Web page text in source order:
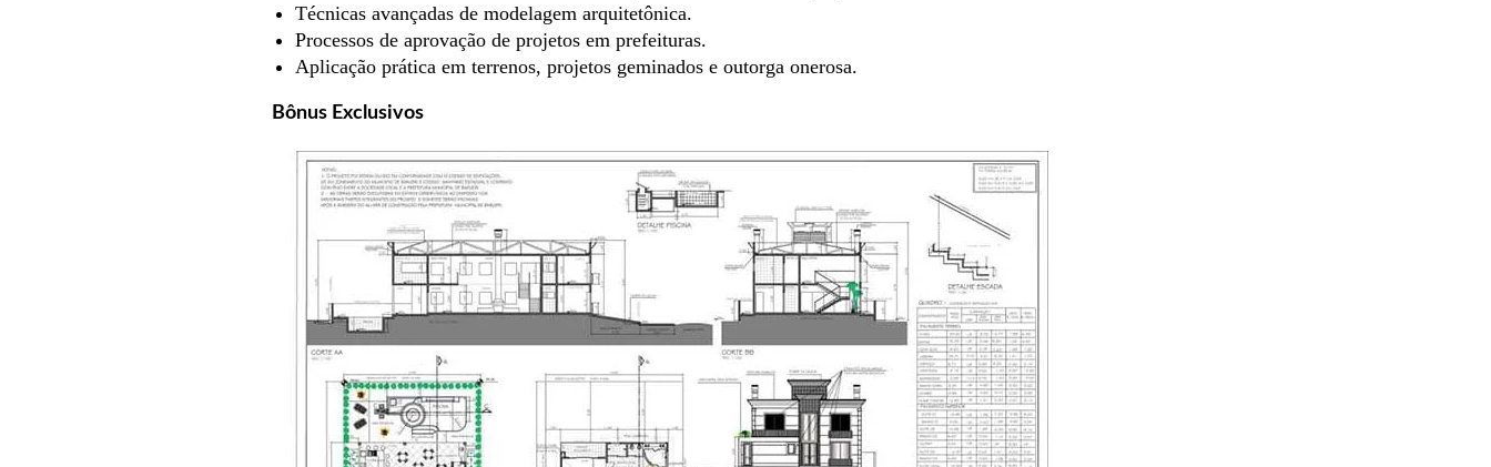
Técnicas avançadas de modelagem arquitetônica.
Processos de aprovação de projetos em prefeituras.
Aplicação prática em terrenos, projetos geminados e outorga onerosa.
Bônus Exclusivos